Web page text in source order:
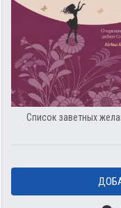
Список заветных